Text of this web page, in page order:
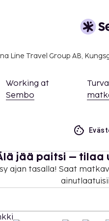
voi ylittää 1000
ennen saapumista
maksutavoilla.
Line Travel Group AB,
Working at
Sembo
jää paitsi – tilaa
ajan tasalla! Saat